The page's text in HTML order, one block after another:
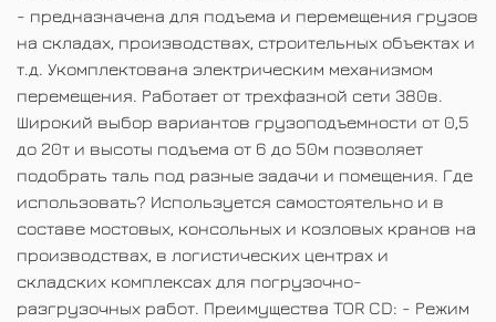
- предназначена для подъема и перемещения грузов
на складах, производствах, строительных объектах и
т.д. Укомплектована электрическим механизмом
перемещения. Работает от трехфазной сети 380в.
Широкий выбор вариантов грузоподъемности от 0,5
до 20т и высоты подъема от 6 до 50м позволяет
подобрать таль под разные задачи и помещения. Где
использовать? Используется самостоятельно и в
составе мостовых, консольных и козловых кранов на
производствах, в логистических центрах и
складских комплексах для погрузочно-
разгрузочных работ. Преимущества TOR CD: - Режим